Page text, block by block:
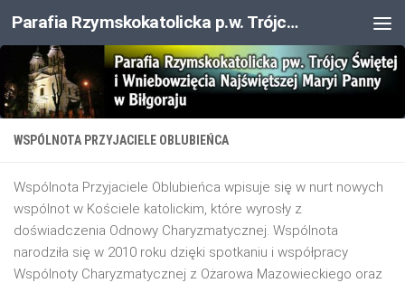
Przejdź do treści Parafia Rzymskokatolicka p.w. Trójcy Świętej i Wniebowzięcia NMP
WSPÓLNOTA PRZYJACIELE OBLUBIEŃCA
Wspólnota Przyjaciele Oblubieńca wpisuje się w nurt nowych
wspólnot w Kościele katolickim, które wyrosły z
doświadczenia Odnowy Charyzmatycznej. Wspólnota
narodziła się w 2010 roku dzięki spotkaniu i współpracy
Wspólnoty Charyzmatycznej z Ożarowa Mazowieckiego oraz